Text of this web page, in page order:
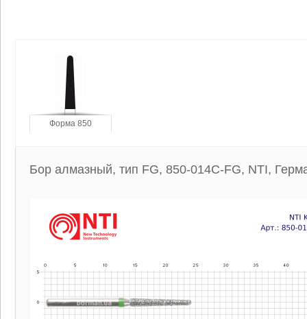
Форма 850
Бор алмазный, тип FG, 850-014C-FG, NTI,